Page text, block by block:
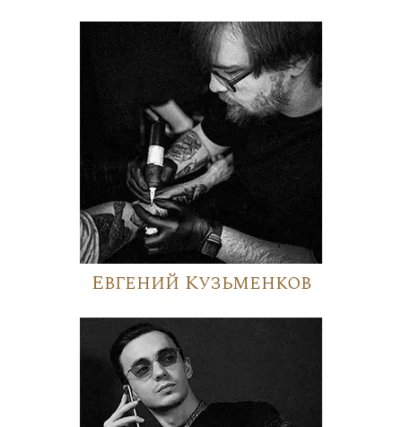
Евгений Кузьменков